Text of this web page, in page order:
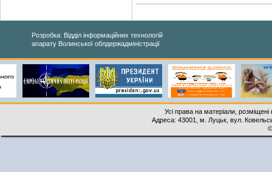
Розробка: Відділ інформаційних технологій
апарату Волинської облдержадміністрації
Усі права на матеріали,
Адреса: 43001, м. Луцьк, вул.